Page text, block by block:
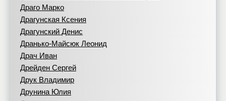
Драго Марко
Драгунская Ксения
Драгунский Денис
Дранько-Майсюк Леонид
Драч Иван
Дрейден Сергей
Друк Владимир
Друнина Юлия